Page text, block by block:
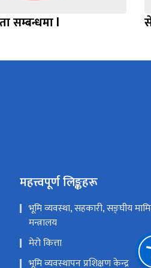
सम्बन्धमा l
महत्त्वपूर्ण लिङ्कहरू
भूमि व्यवस्था, सहकारी, सङ्घीय
मन्त्रालय
मेरो कित्ता
भूमि व्यवस्थापन प्रशिक्षण केन्द्र